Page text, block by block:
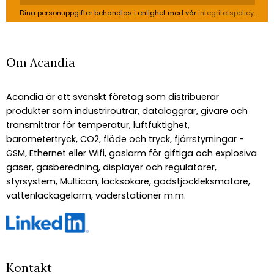
Dina personuppgifter behandlas i enlighet med vår integritetspolicy.
Om Acandia
Acandia är ett svenskt företag som distribuerar
produkter som industriroutrar, dataloggrar, givare och
transmittrar för temperatur, luftfuktighet,
barometertryck, CO2, flöde och tryck, fjärrstyrningar -
GSM, Ethernet eller Wifi, gaslarm för giftiga och explosiva
gaser, gasberedning, displayer och regulatorer,
styrsystem, Multicon, läcksökare, godstjockleksmätare,
vattenläckagelarm, väderstationer m.m.
Kontakt